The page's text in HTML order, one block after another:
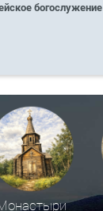
богослужение